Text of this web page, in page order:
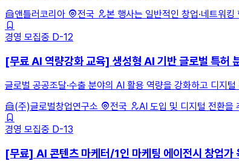
앤틀러코리아
전국
본 행사는 일반적인 창업·네트워킹
경영 모집중 D-12
[무료 AI 역량강화 교육] 생성형 AI 기반 글로벌 특허
글로벌 공공조달·수출 분야의 AI 활용 역량을 강화하고 디지
(주)글로벌창업연구소
전국
AI 도입 및 디지털 전환을
경영 모집중 D-13
[무료] AI 콘텐츠 마케터/1인 마케팅 에이전시 창업가